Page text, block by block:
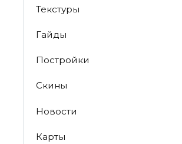
Текстуры
Гайды
Постройки
Скины
Новости
Карты